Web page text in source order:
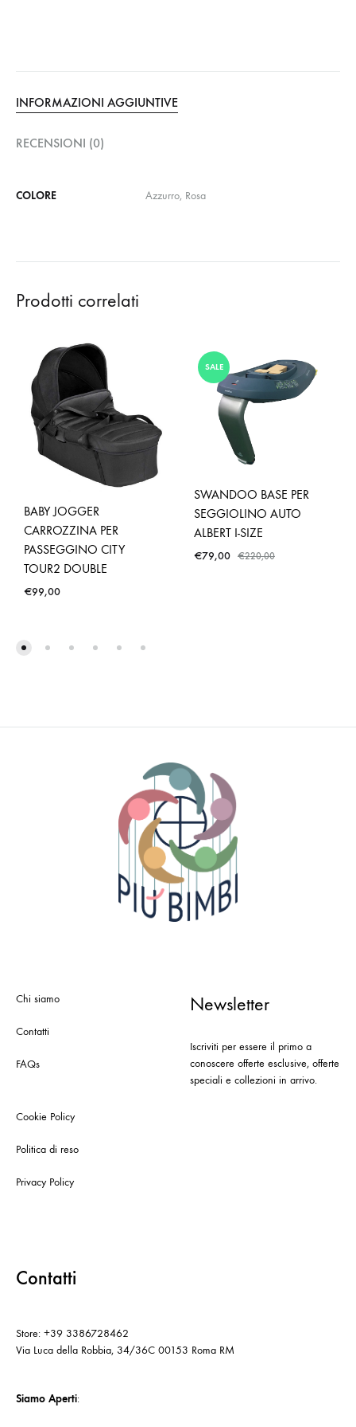
INFORMAZIONI AGGIUNTIVE
RECENSIONI (0)
COLORE Azzurro, Rosa
Prodotti correlati
BABY JOGGER
CARROZZINA PER
PASSEGGINO CITY
TOUR2 DOUBLE
€99,00
SALE
SWANDOO BASE PER
SEGGIOLINO AUTO
ALBERT I-SIZE
€79,00 €220,00
Chi siamo
Contatti
FAQs
Cookie Policy
Politica di reso
Privacy Policy
Newsletter
Iscriviti per essere il primo a
conoscere offerte esclusive, offerte
speciali e collezioni in arrivo.
Contatti
Store: +39 3386728462
Via Luca della Robbia, 34/36C 00153 Roma RM
Siamo Aperti: